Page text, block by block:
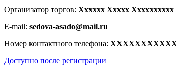
Организатор торгов: Xxxxxx Xxxxx Xxxxxxxxxx
E-mail: sedova-asado@mail.ru
Номер контактного телефона: XXXXXXXXXXX
Доступно после регистрации